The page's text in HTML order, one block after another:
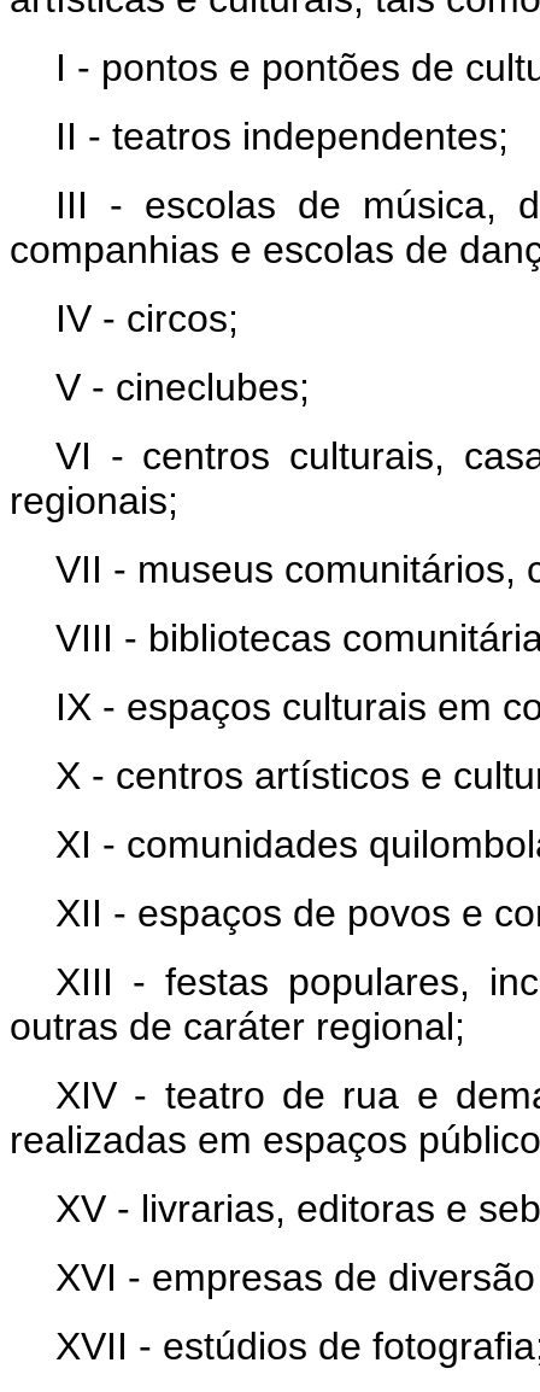
I - pontos e pontões de
II - teatros independentes;
III - escolas de música,
companhias e escolas de
IV - circos;
V - cineclubes;
VI - centros culturais,
regionais;
VII - museus comunitários,
VIII - bibliotecas
IX - espaços culturais em
X - centros artísticos e
XI - comunidades
XII - espaços de povos e
XIII - festas populares,
outras de caráter regional;
XIV - teatro de rua e
realizadas em espaços
XV - livrarias, editoras e
XVI - empresas de
XVII - estúdios de